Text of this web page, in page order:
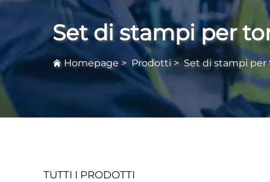
Set di stampi per
Homepage > Prodotti >Set di stampi per
TUTTI I PRODOTTI